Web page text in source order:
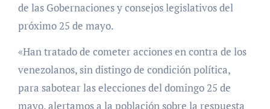
de las Gobernaciones y consejos legislativos del
próximo 25 de mayo.
«Han tratado de cometer acciones en contra de los
venezolanos, sin distingo de condición política,
para sabotear las elecciones del domingo 25 de
mayo, alertamos a la población sobre la respuesta